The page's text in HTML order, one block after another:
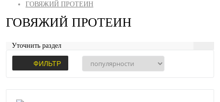
ГОВЯЖИЙ ПРОТЕИН
ГОВЯЖИЙ ПРОТЕИН
Уточнить раздел
ФИЛЬТР